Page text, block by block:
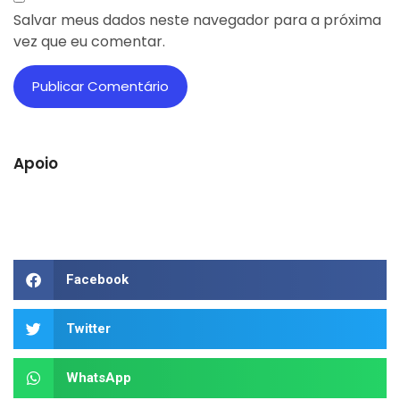
Salvar meus dados neste navegador para a próxima
vez que eu comentar.
Apoio
Facebook
Twitter
WhatsApp